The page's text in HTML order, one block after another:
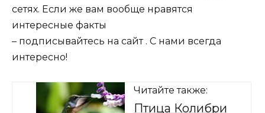
сетях. Если же вам вообще нравятся
интересные факты
– подписывайтесь на сайт . С нами всегда
интересно!
Читайте также:
Птица Колибри